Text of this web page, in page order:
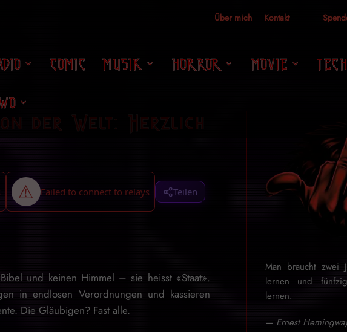
Über mich Kontakt
COMIC MUSIK HORROR MOVIE
Teilen
und keinen Himmel – sie heisst «Staat».
in endlosen Verordnungen und kassieren
Die Gläubigen? Fast alle.
Man braucht zwei
lernen und
lernen.
— Ernest